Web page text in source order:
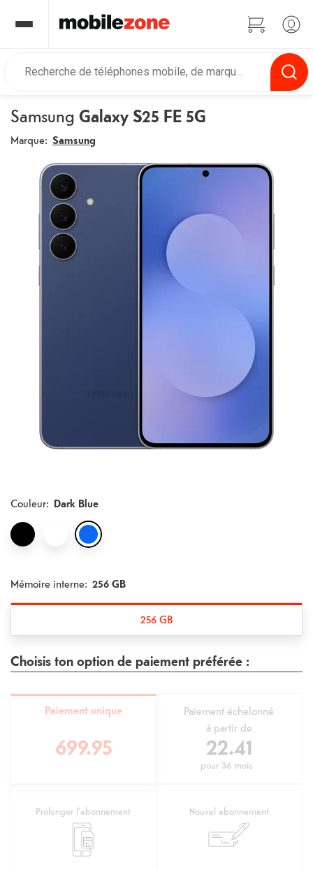
Samsung Galaxy S25 FE 5G
Marque: Samsung
Couleur: Dark Blue
Mémoire interne: 256 GB
256 GB
Choisis ton option de paiement préférée :
Paiement unique
699.95
Paiement échelonné
à partir de
22.41
pour 36 mois
Prolonger l'abonnement Nouvel abonnement